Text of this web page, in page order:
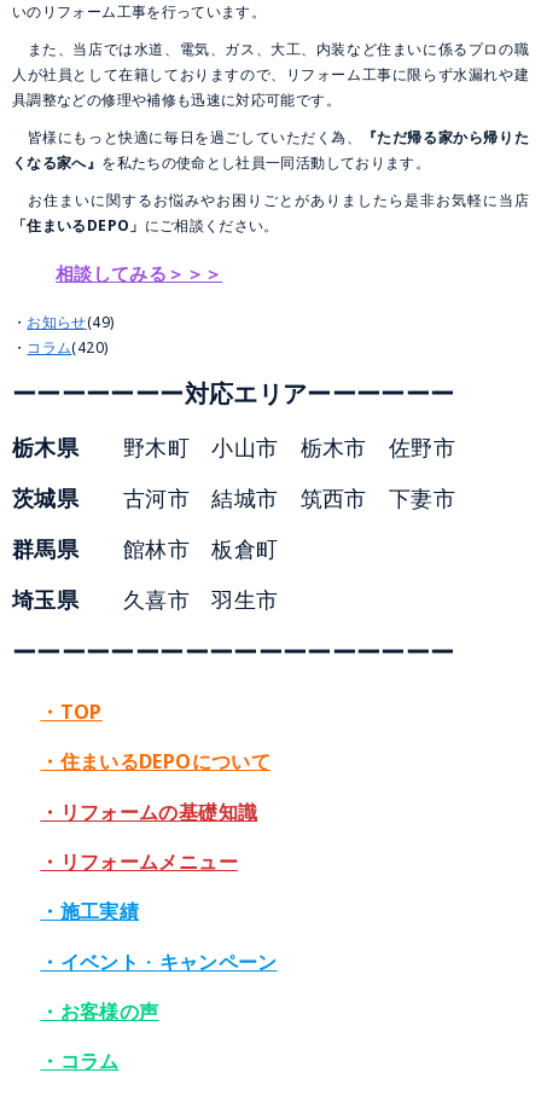
いのリフォーム工事を行っています。
また、当店では水道、電気、ガス、大工、内装など住まいに係るプロの職
人が社員として在籍しておりますので、リフォーム工事に限らず水漏れや建
具調整などの修理や補修も迅速に対応可能です。
皆様にもっと快適に毎日を過ごしていただく為、
『ただ帰る家から帰りた
くなる家へ』 を私たちの使命とし社員一同活動しております。
お住まいに関するお悩みやお困りごとがありましたら是非お気軽に当店
「住まいるDEPO」 にご相談ください。
相談してみる＞＞＞
お知らせ(49)
コラム(420)
ーーーーーーー対応エリアーーーーーー
栃木県野木町 小山市 栃木市 佐野市
茨城県古河市 結城市 筑西市 下妻市
群馬県館林市 板倉町
埼玉県久喜市 羽生市
ーーーーーーーーーーーーーーーーーー
・TOP
・住まいるDEPOについて
・リフォームの基礎知識
・リフォームメニュー
・施工実績
・イベント ・ キャンペーン
・お客様の声
・コラム